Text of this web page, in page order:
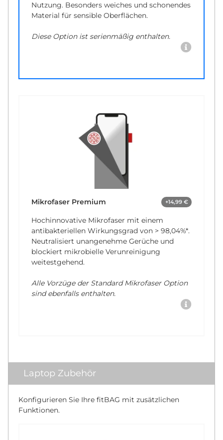
Nutzung. Besonders weiches und schonendes
Material für sensible Oberflächen.
Diese Option ist serienmäßig enthalten.
Mikrofaser Premium +14,99 €
Hochinnovative Mikrofaser mit einem
antibakteriellen Wirkungsgrad von > 98,04%*.
Neutralisiert unangenehme Gerüche und
blockiert mikrobielle Verunreinigung
weitestgehend.
Alle Vorzüge der Standard Mikrofaser Option
sind ebenfalls enthalten.
Laptop Zubehör
Konfigurieren Sie Ihre fitBAG mit zusätzlichen
Funktionen.